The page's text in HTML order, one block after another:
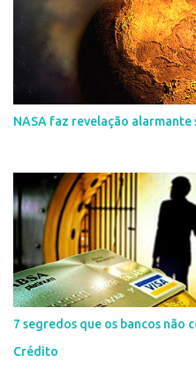
NASA faz revelação
7 segredos que os bancos não
Crédito